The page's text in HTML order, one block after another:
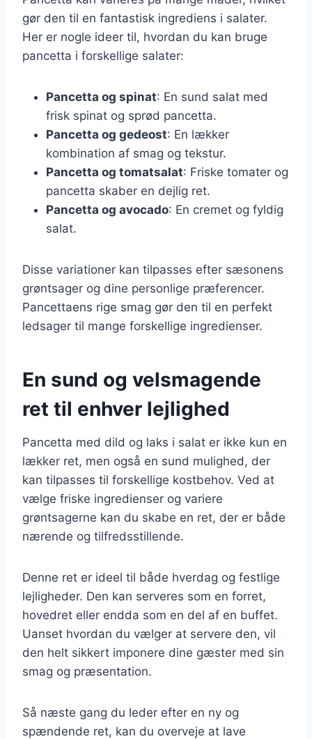
gør den til en fantastisk ingrediens i salater.
Her er nogle ideer til, hvordan du kan bruge
pancetta i forskellige salater:
Pancetta og spinat: En sund salat med
frisk spinat og sprød pancetta.
Pancetta og gedeost: En lækker
kombination af smag og tekstur.
Pancetta og tomatsalat: Friske tomater og
pancetta skaber en dejlig ret.
Pancetta og avocado: En cremet og fyldig
salat.
Disse variationer kan tilpasses efter sæsonens
grøntsager og dine personlige præferencer.
Pancettaens rige smag gør den til en perfekt
ledsager til mange forskellige ingredienser.
En sund og velsmagende
ret til enhver lejlighed
Pancetta med dild og laks i salat er ikke kun en
lækker ret, men også en sund mulighed, der
kan tilpasses til forskellige kostbehov. Ved at
vælge friske ingredienser og variere
grøntsagerne kan du skabe en ret, der er både
nærende og tilfredsstillende.
Denne ret er ideel til både hverdag og festlige
lejligheder. Den kan serveres som en forret,
hovedret eller endda som en del af en buffet.
Uanset hvordan du vælger at servere den, vil
den helt sikkert imponere dine gæster med sin
smag og præsentation.
Så næste gang du leder efter en ny og
spændende ret, kan du overveje at lave